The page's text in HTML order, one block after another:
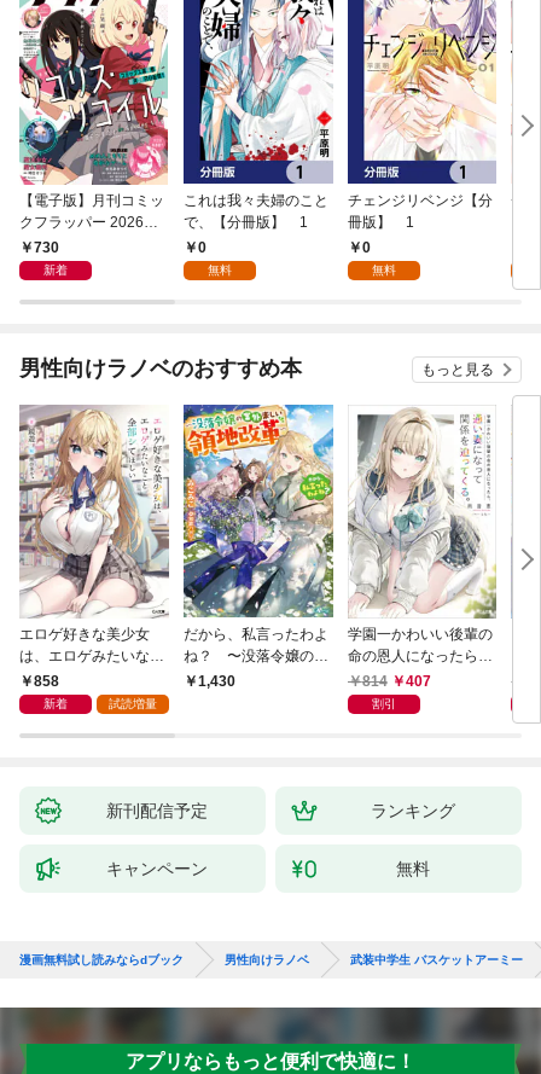
【電子版】月刊コミッ
クフラッパー 2026年9
月号730
新着
これは我々夫婦のこと
で、【分冊版】 1
0
無料
チェンジリベンジ【分
冊版】 1
0
無料
チ
男性向けラノベのおすすめ本 もっと見る
エロゲ好きな美少女
は、エロゲみたいなこ
と全部シてほしい【電
子ＳＳ特典付き】
858
新着 試読増量
だから、私言ったわよ
ね？ 〜没落令嬢の案
外楽しい領地改革〜
1,430
学園一かわいい後輩の
命の恩人になったら、
通い妻になって関係を
迫ってくる。
814 407
割引
新刊配信予定 ランキング
キャンペーン 無料
漫画無料試し読みならdブック 男性向けラノベ 武装中学生 バスケットアーミー
アプリならもっと便利で快適に！